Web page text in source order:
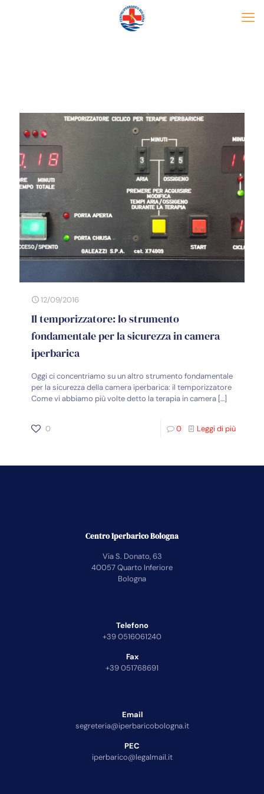
12/09/2016
Il temporizzatore: lo strumento
fondamentale per la sicurezza in camera
iperbarica
Oggi ci concentriamo su un altro strumento fondamentale
per la sicurezza della camera iperbarica: il temporizzatore
Come vi abbiamo più volte detto la terapia in camera […]
0 0 Leggi di più
Centro Iperbarico Bologna
Via S. Donato, 63
40057 Quarto Inferiore
Bologna
Telefono
+39 0516061240
Fax
+39 051768691
Email
segreteria@iperbaricobologna.it
PEC
iperbarico@legalmail.it